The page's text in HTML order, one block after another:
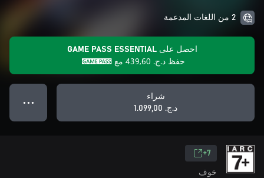
2 من اللغات المدعمة
احصل على GAME PASS ESSENTIAL
حفظ د.ج.‏ 439,60 مع
شراء
د.ج.‏ 1.099,00
● ● ●
7+
خوف